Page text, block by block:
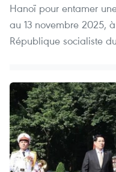
Hanoï pour entamer
au 13 novembre 2025,
République socialiste